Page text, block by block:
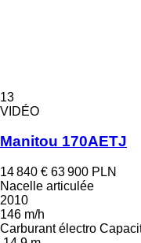
13
VIDÉO
Manitou 170AETJ
14 840 € 63 900 PLN
Nacelle articulée
2010
146 m/h
Carburant électro